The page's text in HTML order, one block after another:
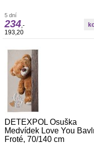
5 dní
234 ,-
193,20
DETEXPOL Osuška
Medvídek Love You
Froté, 70/140 cm